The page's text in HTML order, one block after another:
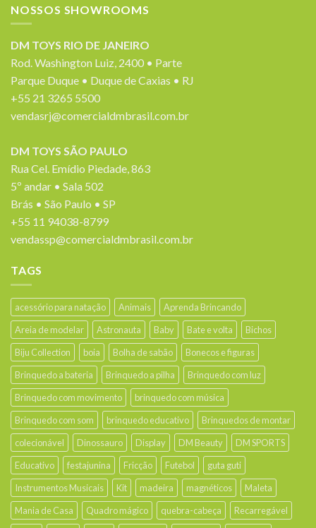
NOSSOS SHOWROOMS
DM TOYS RIO DE JANEIRO
Rod. Washington Luiz, 2400 • Parte
Parque Duque • Duque de Caxias • RJ
+55 21 3265 5500
vendasrj@comercialdmbrasil.com.br
DM TOYS SÃO PAULO
Rua Cel. Emídio Piedade, 863
5º andar • Sala 502
Brás • São Paulo • SP
+55 11 94038-8799
vendassp@comercialdmbrasil.com.br
TAGS
acessório para natação Animais
Aprenda Brincando
Areia de modelar
Astronauta Baby Bate e volta
Bichos
Biju Collection
boia Bolha de sabão
Bonecos e figuras
Brinquedo a bateria
Brinquedo a pilha
Brinquedo com luz
Brinquedo com movimento
brinquedo com música
Brinquedo com som
brinquedo educativo
Brinquedos de montar
colecionável
Dinossauro Display DM Beauty
DM SPORTS
Educativo
festajunina Fricção Futebol
guta guti
Instrumentos Musicais
Kit madeira magnéticos
Maleta
Mania de Casa
Quadro mágico quebra-cabeça
Recarregável